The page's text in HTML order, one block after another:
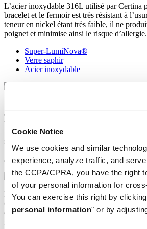
Cookie Notice
We use cookies and similar
experience, analyze traffic, and
the CCPA/CPRA, you have the right
of your personal information for
You can exercise this right by
personal information" or by
L’acier inoxydable 316L utilisé par Certina
bracelet et le fermoir est très résistant à
teneur en nickel étant très faible, il ne
poignet et minimise ainsi le risque d’allergie.
Super-LumiNova®
Verre saphir
Acier inoxydable
aux propriétés phosphorescentes. Dans
utilisé par Certina restitue la lumière
lueur bleue. Totalement inoffensif pour la
sur les aiguilles, les index et la lunette. Il
phosphorescence dans l’obscurité, mais se
automatiquement sous la lumière.
Le verre saphir est constitué de poudre
(Al2O3) chauffée à environ 2 000 °C. Ce
d’obtenir une bougie de saphir qui est